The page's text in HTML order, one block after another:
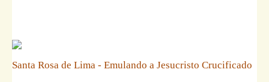
Santa Rosa de Lima - Emulando a Jesucristo Crucificado